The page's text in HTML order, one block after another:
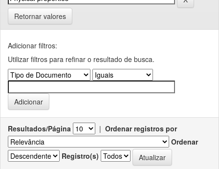
Retornar valores
Adicionar filtros:
Utilizar filtros para refinar o resultado de busca.
Resultados/Página | Ordenar registros por
Ordenar
Registro(s)